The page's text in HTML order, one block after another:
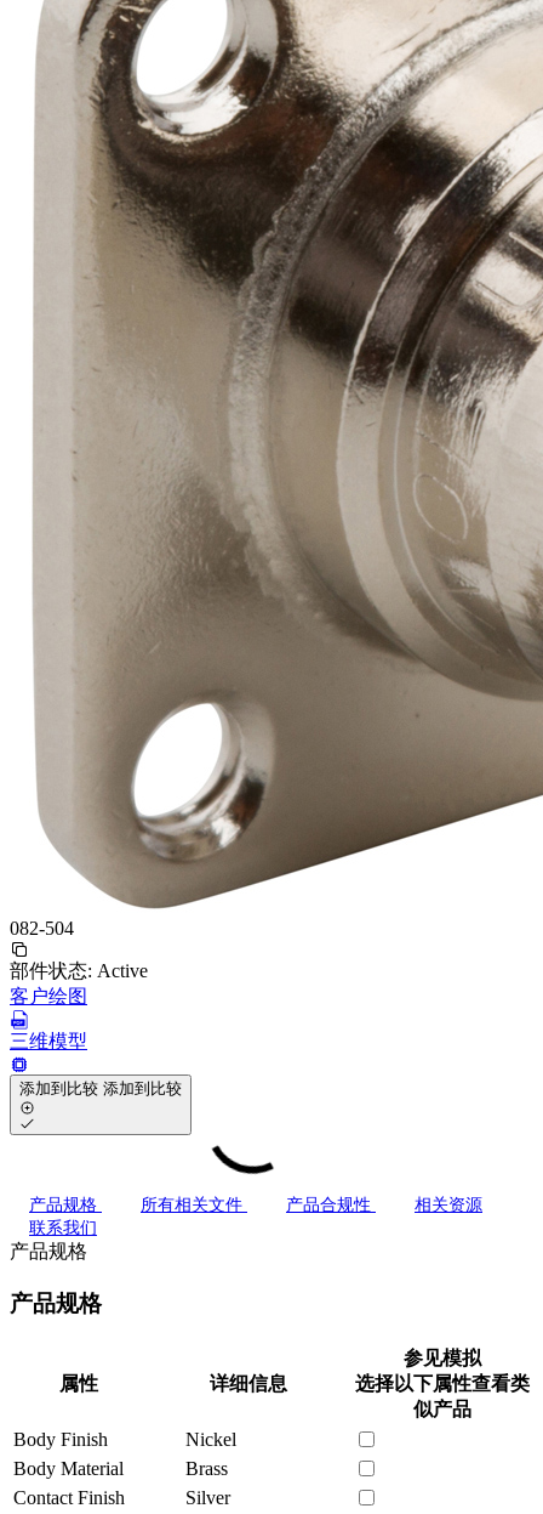
082-504
部件状态: Active
客户绘图
三维模型
添加到比较 添加到比较
产品规格 所有相关文件 产品合规性
相关资源
联系我们
产品规格
产品规格
属性 详细信息
参见模拟
选择以下属性查看类
似产品
Body Finish
Nickel
Body Material
Brass
Contact Finish
Silver